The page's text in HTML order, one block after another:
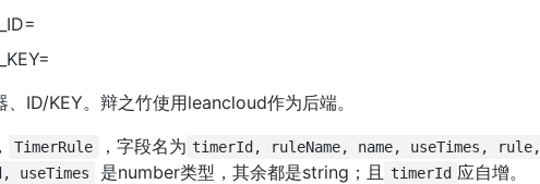
ID/KEY。辩之竹使用leancloud作为后端。
TimerRule ，字段名为 timerId, ruleName, name, useTimes, rule,
useTimes 是number类型，其余都是string；且 timerId 应自增。